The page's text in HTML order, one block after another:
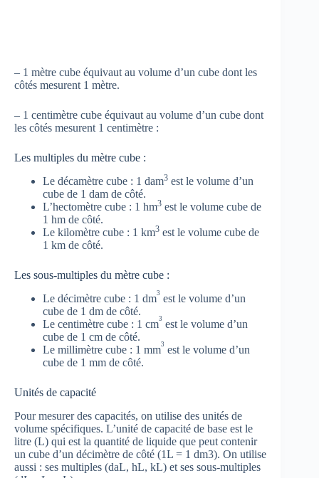
– 1 mètre cube équivaut au volume d’un cube dont les
côtés mesurent 1 mètre.
– 1 centimètre cube équivaut au volume d’un cube dont
les côtés mesurent 1 centimètre :
Les multiples du mètre cube :
Le décamètre cube : 1 dam3 est le volume d’un
cube de 1 dam de côté.
L’hectomètre cube : 1 hm3 est le volume cube de
1 hm de côté.
Le kilomètre cube : 1 km3 est le volume cube de
1 km de côté.
Les sous-multiples du mètre cube :
Le décimètre cube : 1 dm3 est le volume d’un
cube de 1 dm de côté.
Le centimètre cube : 1 cm3 est le volume d’un
cube de 1 cm de côté.
Le millimètre cube : 1 mm3 est le volume d’un
cube de 1 mm de côté.
Unités de capacité
Pour mesurer des capacités, on utilise des unités de
volume spécifiques. L’unité de capacité de base est le
litre (L) qui est la quantité de liquide que peut contenir
un cube d’un décimètre de côté (1L = 1 dm3). On utilise
aussi : ses multiples (daL, hL, kL) et ses sous-multiples